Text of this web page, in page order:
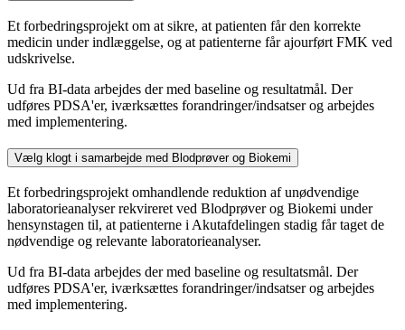
Et forbedringsprojekt om at sikre, at patienten får den korrekte
medicin under indlæggelse, og at patienterne får ajourført FMK ved
udskrivelse.
Ud fra BI-data arbejdes der med baseline og resultatmål. Der
udføres PDSA'er, iværksættes forandringer/indsatser og arbejdes
med implementering.
Vælg klogt i samarbejde med Blodprøver og Biokemi
Et forbedringsprojekt omhandlende reduktion af unødvendige
laboratorieanalyser rekvireret ved Blodprøver og Biokemi under
hensynstagen til, at patienterne i Akutafdelingen stadig får taget de
nødvendige og relevante laboratorieanalyser.
Ud fra BI-data arbejdes der med baseline og resultatsmål. Der
udføres PDSA'er, iværksættes forandringer/indsatser og arbejdes
med implementering.